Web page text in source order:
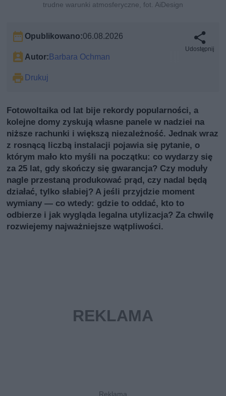
trudne warunki atmosferyczne, fot. AiDesign
Opublikowano:06.08.2026
Autor:Barbara Ochman
Drukuj
Udostępnij
Fotowoltaika od lat bije rekordy popularności, a
kolejne domy zyskują własne panele w nadziei na
niższe rachunki i większą niezależność. Jednak wraz
z rosnącą liczbą instalacji pojawia się pytanie, o
którym mało kto myśli na początku: co wydarzy się
za 25 lat, gdy skończy się gwarancja? Czy moduły
nagle przestaną produkować prąd, czy nadal będą
działać, tylko słabiej? A jeśli przyjdzie moment
wymiany — co wtedy: gdzie to oddać, kto to
odbierze i jak wygląda legalna utylizacja? Za chwilę
rozwiejemy najważniejsze wątpliwości.